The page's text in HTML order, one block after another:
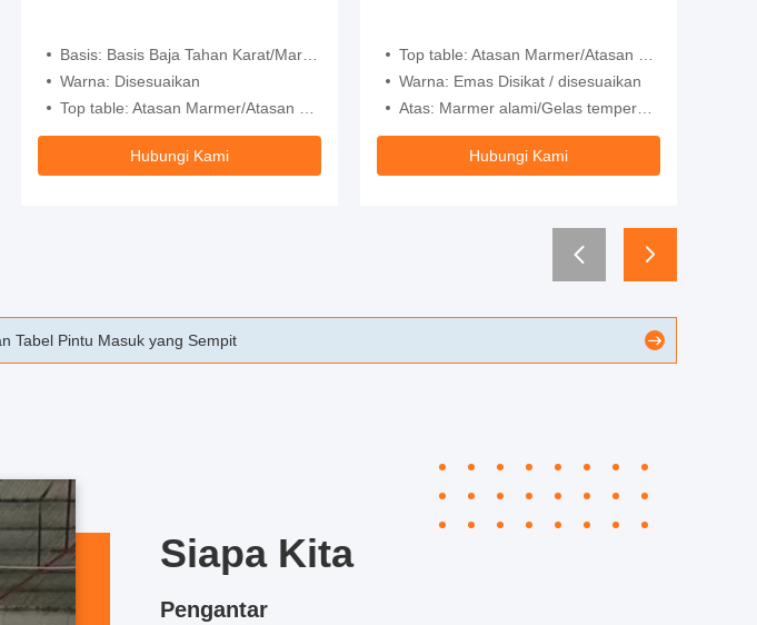
Basis: Basis Baja Tahan Karat/Marmer
Warna: Disesuaikan
Top table: Atasan Marmer/Atasan Kayu/Kaca/Keramik
Hubungi Kami
Top table: Atasan Marmer/Atasan Kayu
Warna: Emas Disikat / disesuaikan
Atas: Marmer alami/Gelas tempered/keramik/kayu
Hubungi Kami
Penggunaan Hotel
Siapa Kita
Pengantar